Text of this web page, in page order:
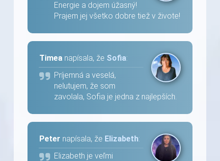
Energie a dojem úžasný!
Prajem jej všetko dobre tiež v živote!
Timea napísala, že Sofia:
Príjemná a veselá,
nelutujem, že som
zavolala, Sofia je jedna z najlepších.
Peter napísala, že Elizabeth:
Elizabeth je veľmi